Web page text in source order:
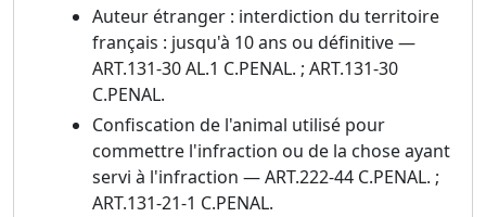
Auteur étranger : interdiction du territoire
français : jusqu'à 10 ans ou définitive —
ART.131-30 AL.1 C.PENAL. ; ART.131-30
C.PENAL.
Confiscation de l'animal utilisé pour
commettre l'infraction ou de la chose ayant
servi à l'infraction — ART.222-44 C.PENAL. ;
ART.131-21-1 C.PENAL.